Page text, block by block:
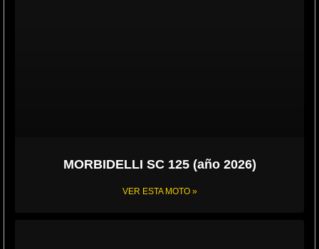
MORBIDELLI SC 125 (año 2026)
VER ESTA MOTO »